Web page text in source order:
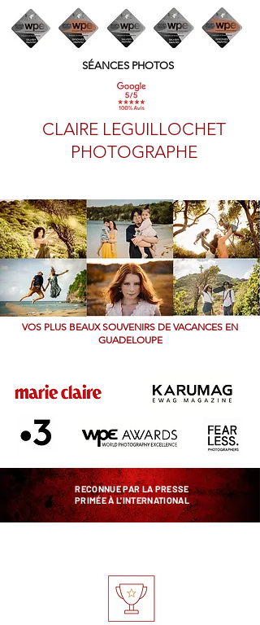
SÉANCES PHOTOS
CLAIRE LEGUILLOCHET
PHOTOGRAPHE
VOS PLUS BEAUX SOUVENIRS DE VACANCES EN
GUADELOUPE
RECONNUE PAR LA PRESSE
PRIMÉE À L'INTERNATIONAL